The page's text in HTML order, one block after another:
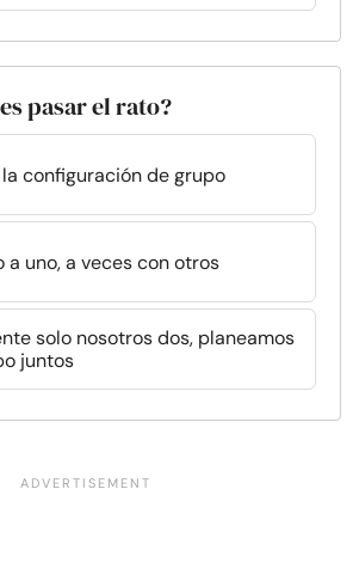
pasar el rato?
configuración de grupo
a uno, a veces con otros
solo nosotros dos, planeamos
juntos